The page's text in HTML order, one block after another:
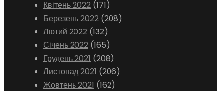
Квітень 2022 (171)
Березень 2022 (208)
Лютий 2022 (132)
Січень 2022 (165)
Грудень 2021 (208)
Листопад 2021 (206)
Жовтень 2021 (162)